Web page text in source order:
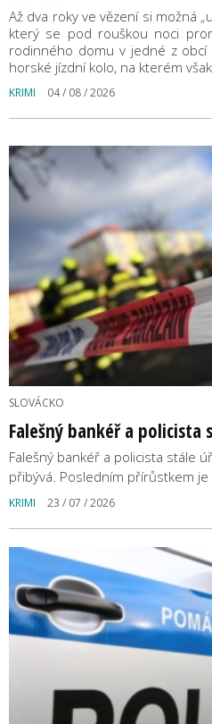
Až dva roky ve vězení si možná
který se pod rouškou noci
rodinného domu v jedné z obcí
horské jízdní kolo, na kterém
KRIMI 04 / 08 / 2026
SLOVÁCKO
Falešný bankéř a
Falešný bankéř a policista stále
přibývá. Posledním přírůstkem
KRIMI 23 / 07 / 2026